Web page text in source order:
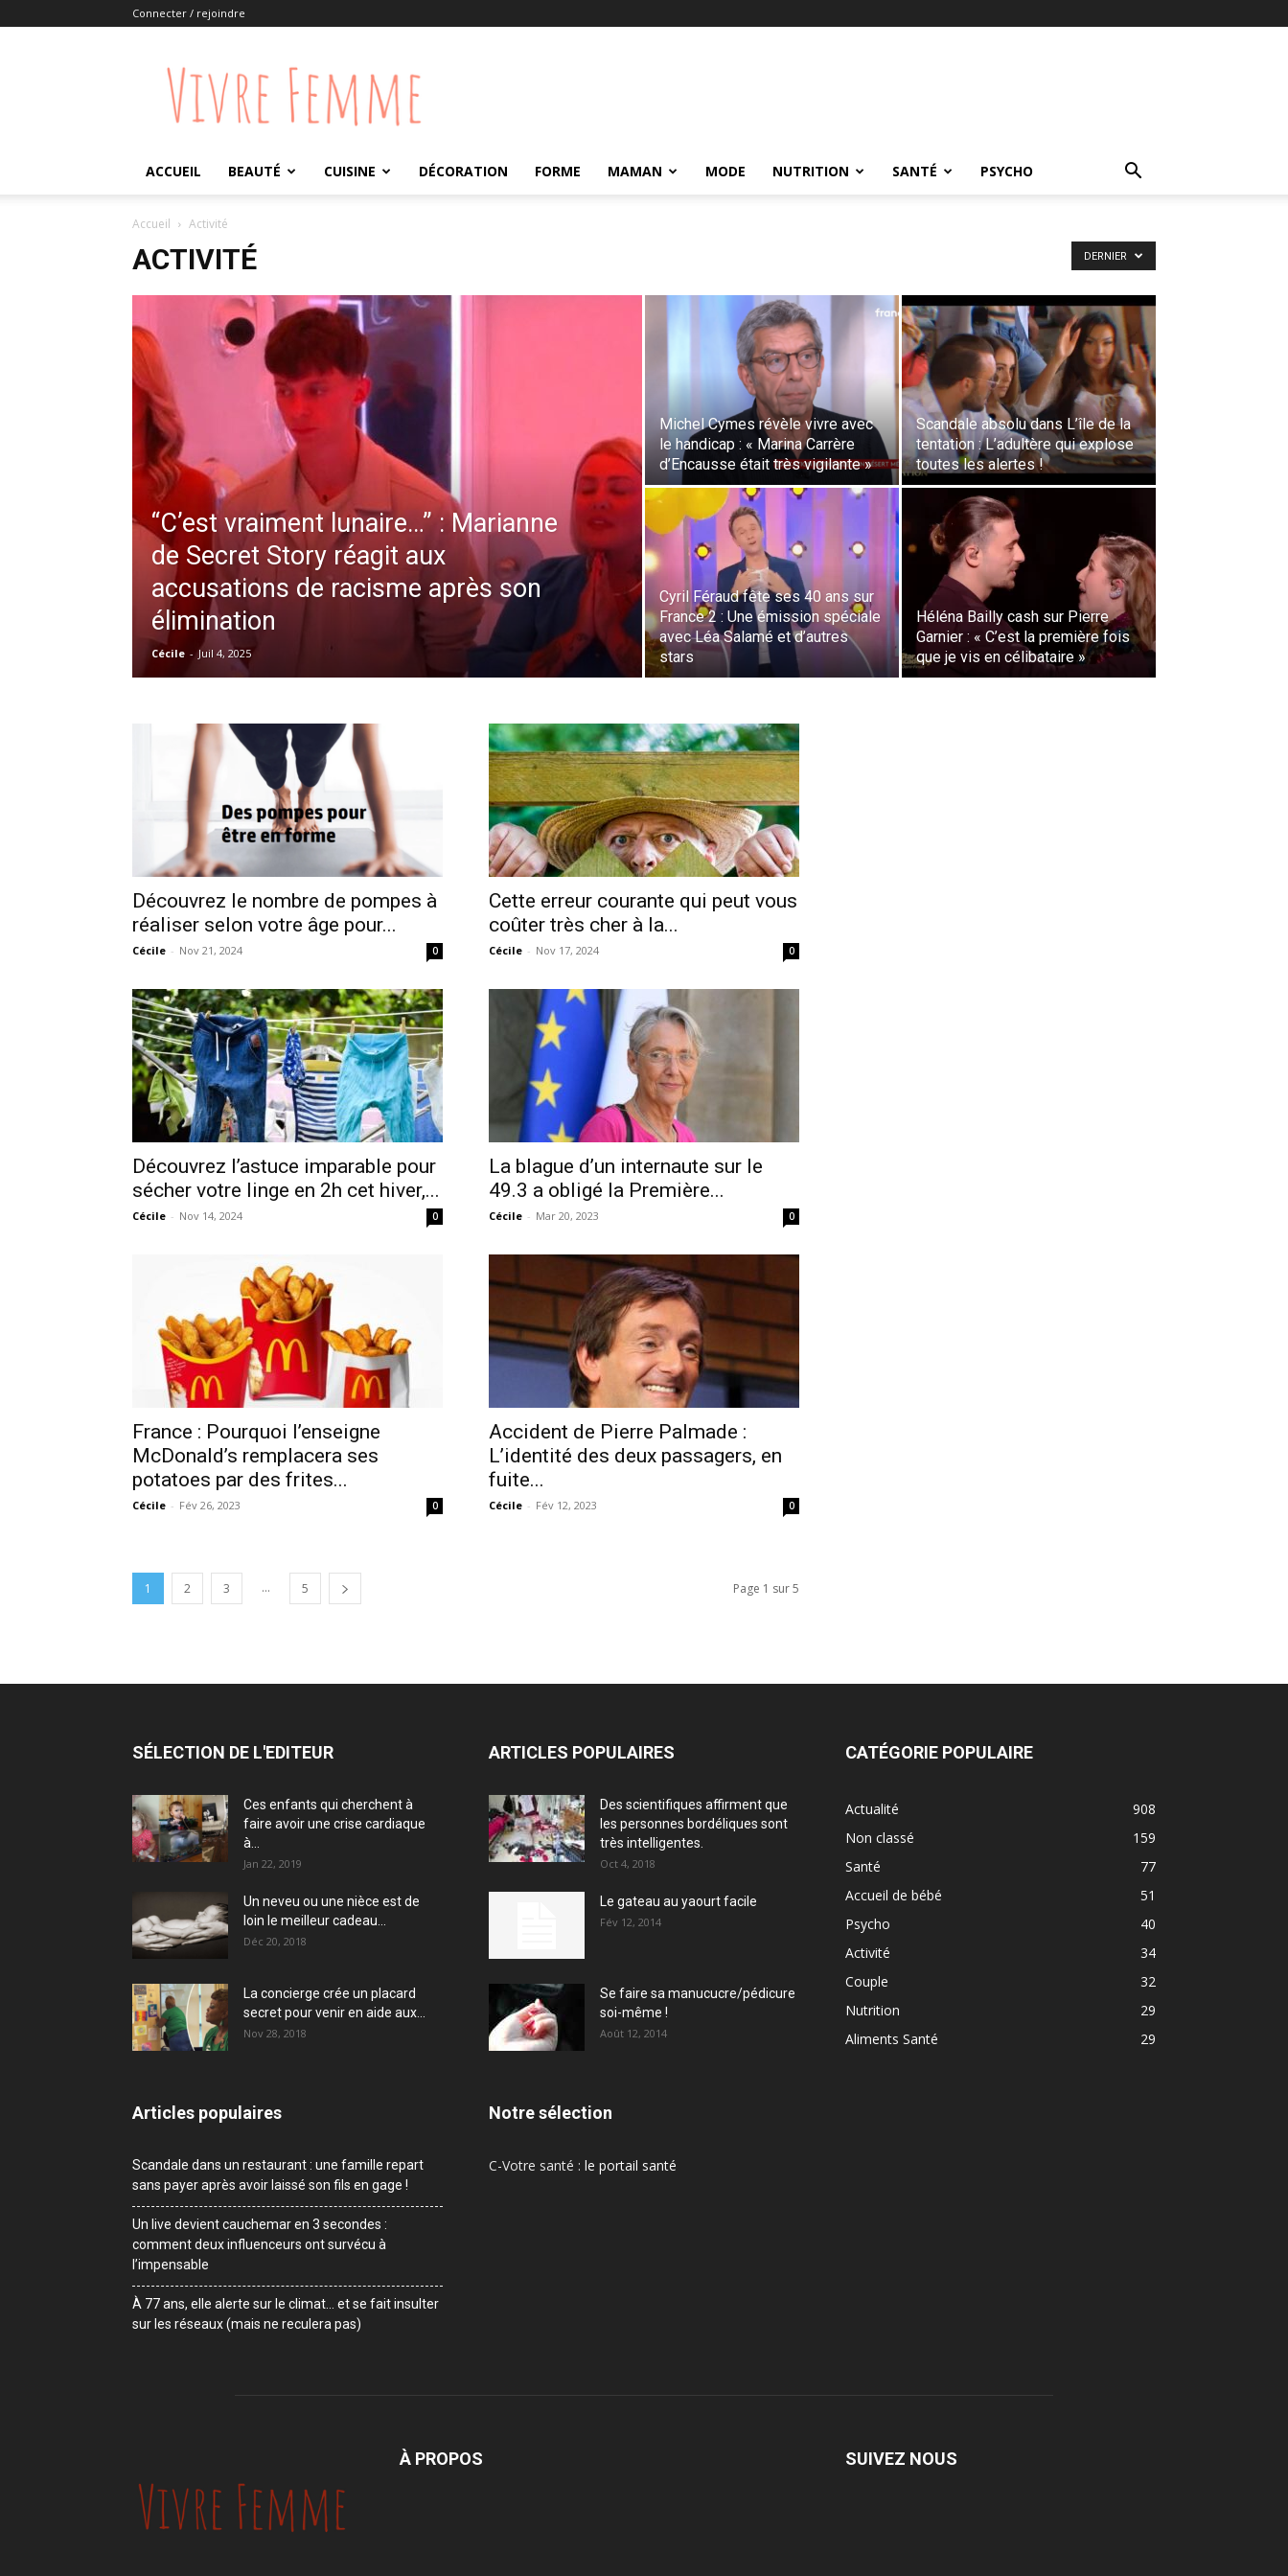
Connecter / rejoindre
Vivre
Femme
ACCUEIL BEAUTÉ CUISINE DÉCORATION FORME MAMAN MODE NUTRITION SANTÉ PSYCHO
Accueil Activité
ACTIVITÉ DERNIER
“C’est vraiment lunaire…” : Marianne
de Secret Story réagit aux
accusations de racisme après son
élimination
Cécile - Juil 4, 2025
Michel Cymes révèle vivre avec
le handicap : « Marina Carrère
d’Encausse était très vigilante »
Scandale absolu dans L’île de la
tentation : L’adultère qui explose
toutes les alertes !
Cyril Féraud fête ses 40 ans sur
France 2 : Une émission spéciale
avec Léa Salamé et d’autres
stars
Héléna Bailly cash sur Pierre
Garnier : « C’est la première fois
que je vis en célibataire »
Découvrez le nombre de pompes à
réaliser selon votre âge pour...
Cécile - Nov 21, 2024 0
Cette erreur courante qui peut vous
coûter très cher à la...
Cécile - Nov 17, 2024 0
Découvrez l’astuce imparable pour
sécher votre linge en 2h cet hiver,...
Cécile - Nov 14, 2024 0
La blague d’un internaute sur le
49.3 a obligé la Première...
Cécile - Mar 20, 2023 0
France : Pourquoi l’enseigne
McDonald’s remplacera ses
potatoes par des frites...
Cécile - Fév 26, 2023 0
Accident de Pierre Palmade :
L’identité des deux passagers, en
fuite...
Cécile - Fév 12, 2023 0
1 2 3 ... 5 Page 1 sur 5
SÉLECTION DE L'EDITEUR
Ces enfants qui cherchent à
faire avoir une crise cardiaque
à...
Jan 22, 2019
Un neveu ou une nièce est de
loin le meilleur cadeau...
Déc 20, 2018
La concierge crée un placard
secret pour venir en aide aux...
Nov 28, 2018
Articles populaires
Scandale dans un restaurant : une famille repart
sans payer après avoir laissé son fils en gage !
Un live devient cauchemar en 3 secondes :
comment deux influenceurs ont survécu à
l’impensable
À 77 ans, elle alerte sur le climat… et se fait insulter
sur les réseaux (mais ne reculera pas)
ARTICLES POPULAIRES
Des scientifiques affirment que
les personnes bordéliques sont
très intelligentes.
Oct 4, 2018
Le gateau au yaourt facile
Fév 12, 2014
Se faire sa manucucre/pédicure
soi-même !
Août 12, 2014
Notre sélection
C-Votre santé : le portail santé
CATÉGORIE POPULAIRE
Actualité
908
Non classé
159
Santé
77
Accueil de bébé
51
Psycho
40
Activité
34
Couple
32
Nutrition
29
Aliments Santé
29
À PROPOS SUIVEZ NOUS